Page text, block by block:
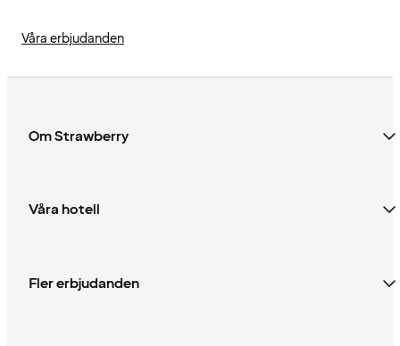
Våra erbjudanden
Om Strawberry
Våra hotell
Fler erbjudanden